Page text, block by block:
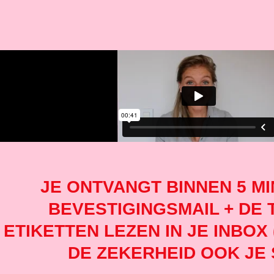
JE ONTVANGT BINNEN 5
BEVESTIGINGSMAIL + DE
ETIKETTEN LEZEN IN JE INBOX
DE ZEKERHEID OOK JE